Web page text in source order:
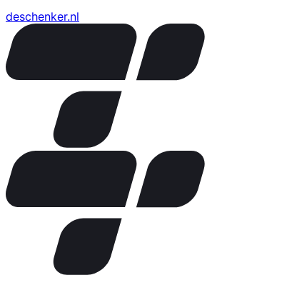
deschenker.nl